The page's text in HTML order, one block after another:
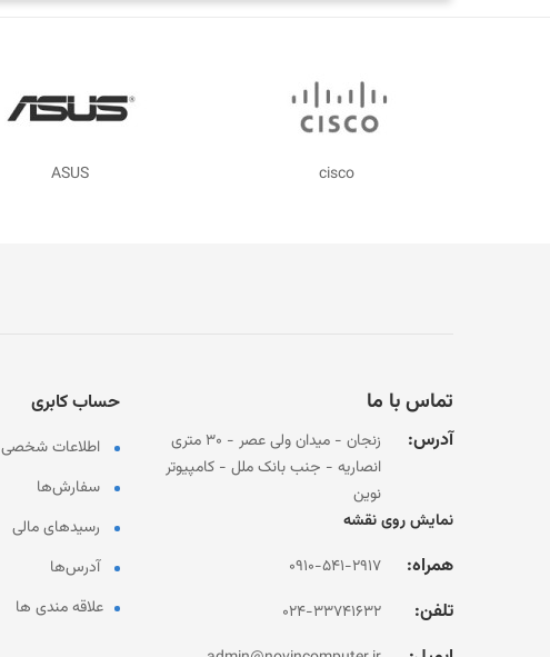
cisco D-LINK
تماس با ما
آدرس:
زنجان - میدان ولی عصر - 30 متری
انصاریه - جنب بانک ملل - کامپیوتر
نوین
نمایش روی نقشه
همراه: 0910-541-2917
تلفن: 024-33741632
حساب کابری
اطلاعات شخصی
سفارش‌ها
رسیدهای مالی
آدرس‌ها
علاقه مندی ها